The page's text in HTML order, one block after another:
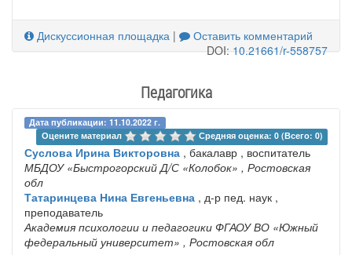
Дискуссионная площадка |
Оставить комментарий
DOI:10.21661/r-558757
Педагогика
Дата публикации: 11.10.2022 г.
Оцените материал
Средняя оценка: 0 (Всего: 0)
Суслова Ирина Викторовна , бакалавр , воспитатель
МБДОУ «Быстрогорский Д/С «Колобок» , Ростовская
обл
Татаринцева Нина Евгеньевна , д-р пед. наук ,
преподаватель
Академия психологии и педагогики ФГАОУ ВО «Южный
федеральный университет» , Ростовская обл